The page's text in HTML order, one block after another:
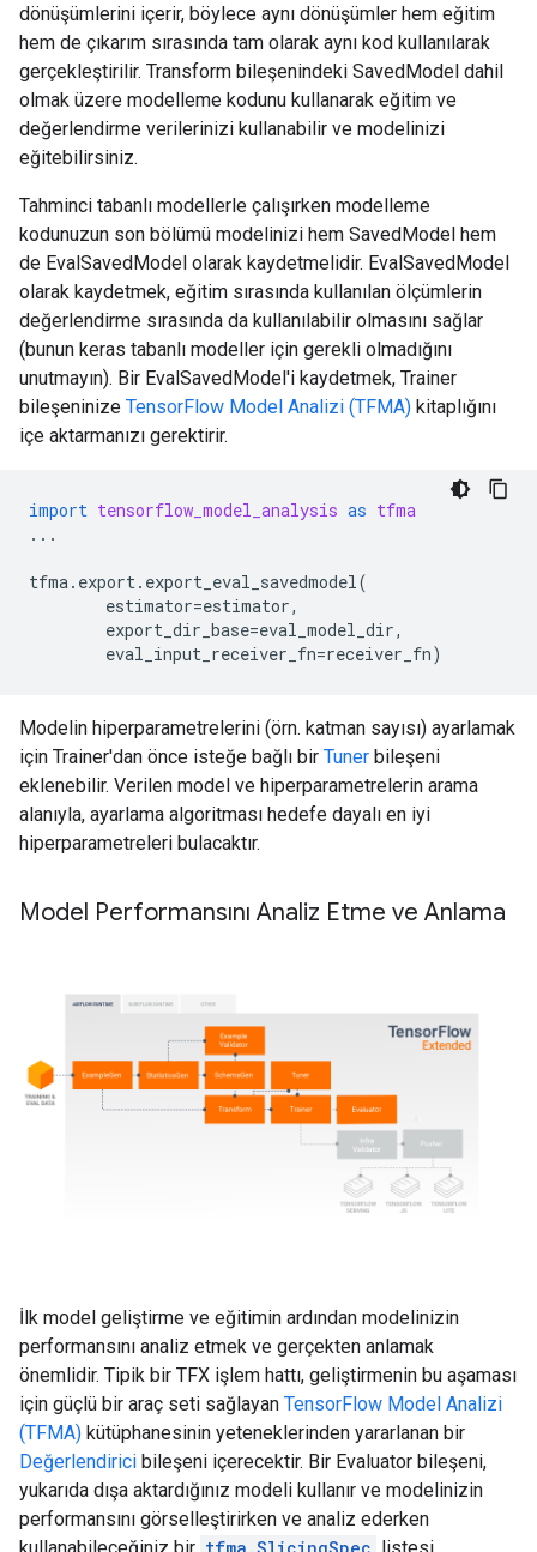
dönüşümlerini içerir, böylece aynı dönüşümler hem eğitim
hem de çıkarım sırasında tam olarak aynı kod kullanılarak
gerçekleştirilir. Transform bileşenindeki SavedModel dahil
olmak üzere modelleme kodunu kullanarak eğitim ve
değerlendirme verilerinizi kullanabilir ve modelinizi
eğitebilirsiniz.
Tahminci tabanlı modellerle çalışırken modelleme
kodunuzun son bölümü modelinizi hem SavedModel hem
de EvalSavedModel olarak kaydetmelidir. EvalSavedModel
olarak kaydetmek, eğitim sırasında kullanılan ölçümlerin
değerlendirme sırasında da kullanılabilir olmasını sağlar
(bunun keras tabanlı modeller için gerekli olmadığını
unutmayın). Bir EvalSavedModel'i kaydetmek, Trainer
bileşeninize TensorFlow Model Analizi (TFMA) kitaplığını
içe aktarmanızı gerektirir.
import tensorflow_model_analysis as tfma
...
tfma. export. export_eval_savedmodel(
estimator=estimator,
export_dir_base=eval_model_dir,
eval_input_receiver_fn=receiver_fn)
Modelin hiperparametrelerini (örn. katman sayısı) ayarlamak
için Trainer'dan önce isteğe bağlı bir Tuner bileşeni
eklenebilir. Verilen model ve hiperparametrelerin arama
alanıyla, ayarlama algoritması hedefe dayalı en iyi
hiperparametreleri bulacaktır.
Model Performansını Analiz Etme ve Anlama
İlk model geliştirme ve eğitimin ardından modelinizin
performansını analiz etmek ve gerçekten anlamak
önemlidir. Tipik bir TFX işlem hattı, geliştirmenin bu aşaması
için güçlü bir araç seti sağlayan TensorFlow Model Analizi
(TFMA) kütüphanesinin yeteneklerinden yararlanan bir
Değerlendirici bileşeni içerecektir. Bir Evaluator bileşeni,
yukarıda dışa aktardığınız modeli kullanır ve modelinizin
performansını görselleştirirken ve analiz ederken